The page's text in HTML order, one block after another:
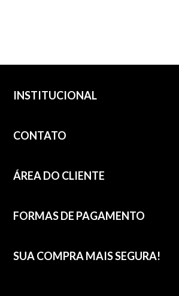
INSTITUCIONAL
CONTATO
ÁREA DO CLIENTE
FORMAS DE PAGAMENTO
SUA COMPRA MAIS SEGURA!